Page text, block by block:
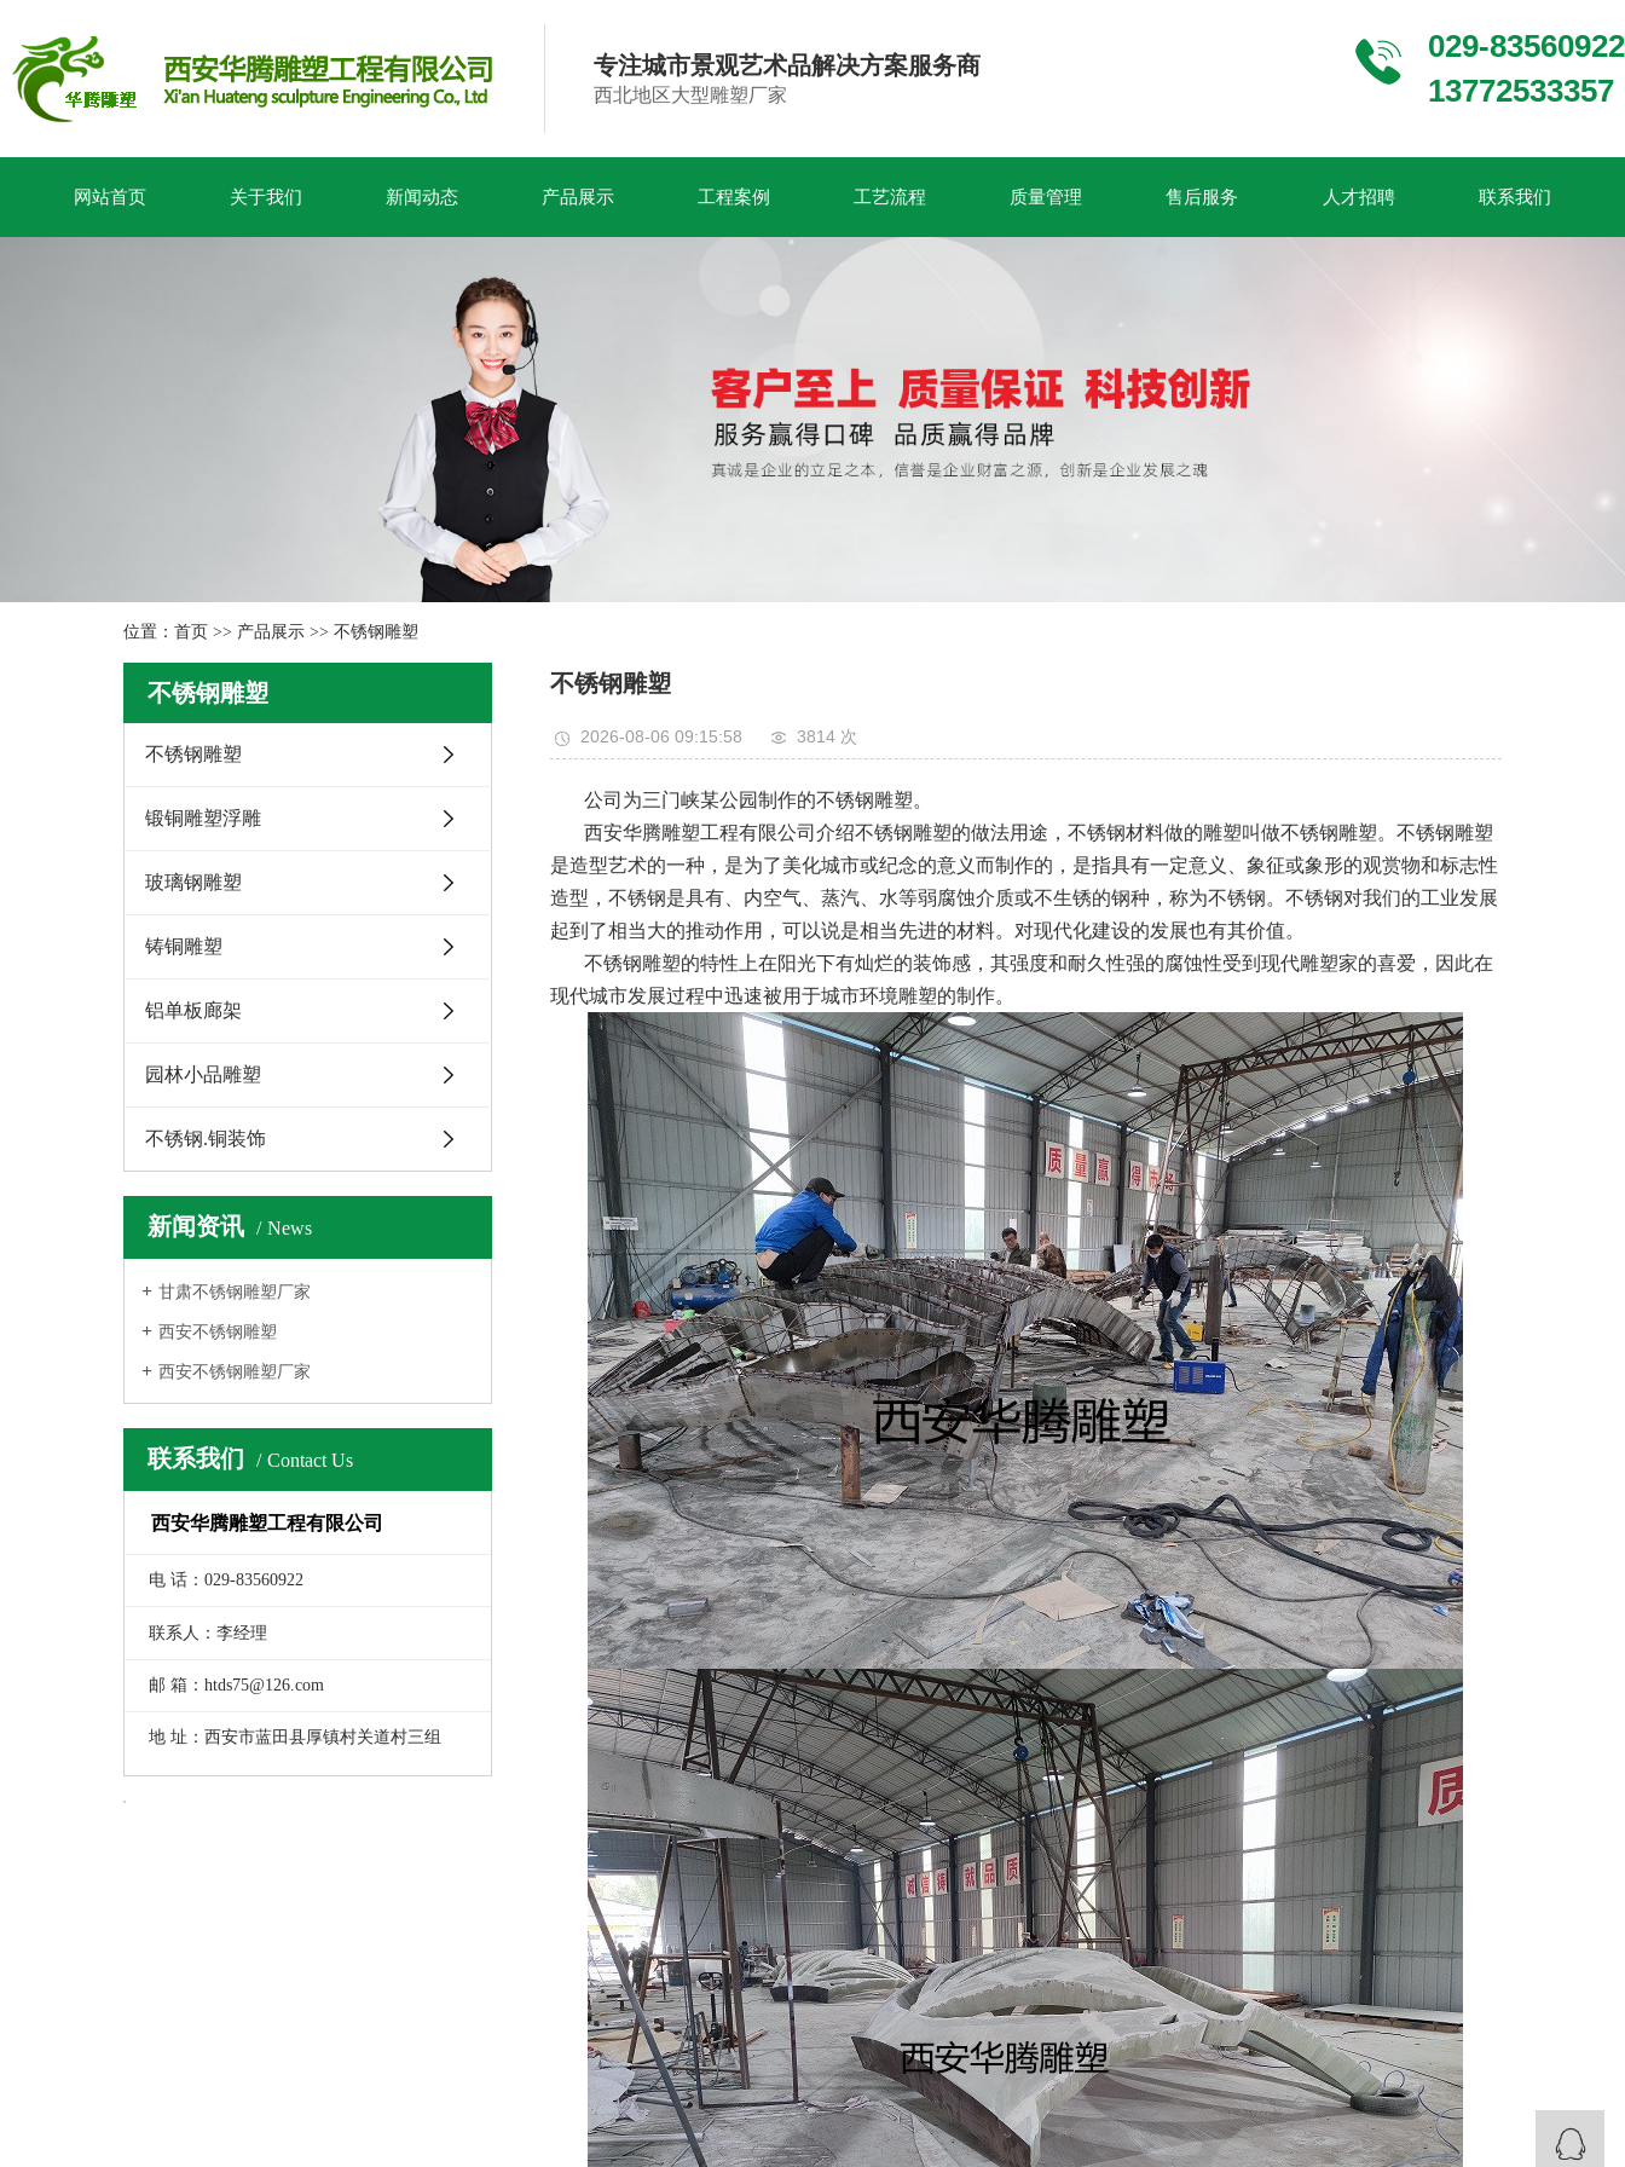
专注城市景观艺术品解决方案服务商
西北地区大型雕塑厂家
029-83560922
13772533357
网站首页 关于我们 新闻动态 产品展示 工程案例 工艺流程 质量管理 售后服务 人才招聘 联系我们
位置： 首页 >> 产品展示 >> 不锈钢雕塑
不锈钢雕塑
不锈钢雕塑
锻铜雕塑浮雕
玻璃钢雕塑
铸铜雕塑
铝单板廊架
园林小品雕塑
不锈钢.铜装饰
新闻资讯 News
甘肃不锈钢雕塑厂家
西安不锈钢雕塑
西安不锈钢雕塑厂家
联系我们 Contact Us
西安华腾雕塑工程有限公司
电 话：029-83560922
联系人：李经理
邮 箱：htds75@126.com
地 址：西安市蓝田县厚镇村关道村三组
不锈钢雕塑
2026-08-06 09:15:58 3814 次
公司为三门峡某公园制作的不锈钢雕塑。
西安华腾雕塑工程有限公司介绍不锈钢雕塑的做法用途，不锈钢材料做的雕塑叫做不锈钢雕塑。不锈钢雕塑
是造型艺术的一种，是为了美化城市或纪念的意义而制作的，是指具有一定意义、象征或象形的观赏物和标志性
造型，不锈钢是具有、内空气、蒸汽、水等弱腐蚀介质或不生锈的钢种，称为不锈钢。不锈钢对我们的工业发展
起到了相当大的推动作用，可以说是相当先进的材料。对现代化建设的发展也有其价值。
不锈钢雕塑的特性上在阳光下有灿烂的装饰感，其强度和耐久性强的腐蚀性受到现代雕塑家的喜爱，因此在
现代城市发展过程中迅速被用于城市环境雕塑的制作。